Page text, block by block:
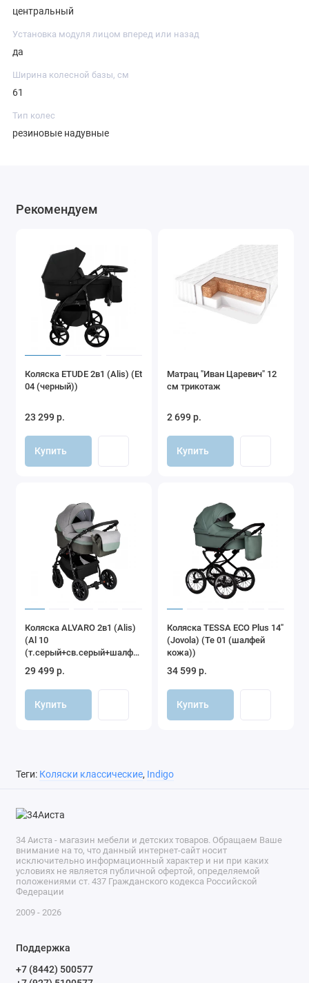
центральный
Установка модуля лицом вперед или назад
да
Ширина колесной базы, см
61
Тип колес
резиновые надувные
Рекомендуем
Коляска ETUDE 2в1 (Alis) (Et
04 (черный))
23 299 р.
Купить
Матрац "Иван Царевич" 12
см трикотаж
2 699 р.
Купить
Коляска ALVARO 2в1 (Alis)
(Al 10
(т.серый+св.серый+шалфей
кожа))
29 499 р.
Купить
Коляска TESSA ECO Plus 14"
(Jovola) (Te 01 (шалфей
кожа))
34 599 р.
Купить
Теги: Коляски классические, Indigo
34 Аиста - магазин мебели и детских товаров. Обращаем Ваше
внимание на то, что данный интернет-сайт носит
исключительно информационный характер и ни при каких
условиях не является публичной офертой, определяемой
положениями ст. 437 Гражданского кодекса Российской
Федерации
2009 - 2026
Поддержка
+7 (8442) 500577